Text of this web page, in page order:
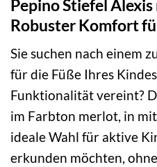
Pepino Stiefel
Robuster Komfort
Sie suchen nach einem
für die Füße Ihres
Funktionalität vereint?
im Farbton merlot, in
ideale Wahl für aktive
erkunden möchten,